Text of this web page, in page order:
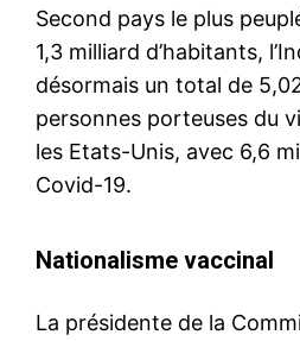
Second pays le plus
1,3 milliard d’habitants,
désormais un total de
personnes porteuses du
les Etats-Unis, avec 6,6
Covid-19.
Nationalisme vaccinal
La présidente de la